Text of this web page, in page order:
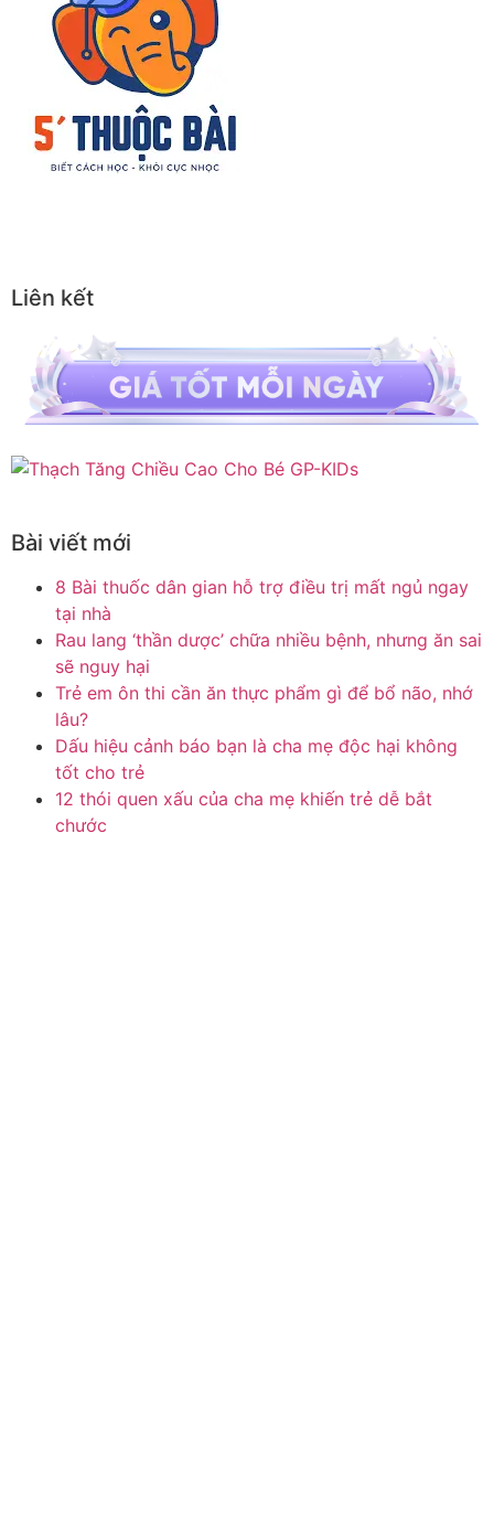
Liên kết
Bài viết mới
8 Bài thuốc dân gian hỗ trợ điều trị mất ngủ ngay
tại nhà
Rau lang ‘thần dược’ chữa nhiều bệnh, nhưng ăn sai
sẽ nguy hại
Trẻ em ôn thi cần ăn thực phẩm gì để bổ não, nhớ
lâu?
Dấu hiệu cảnh báo bạn là cha mẹ độc hại không
tốt cho trẻ
12 thói quen xấu của cha mẹ khiến trẻ dễ bắt
chước